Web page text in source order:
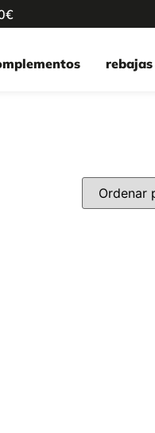
rebajas